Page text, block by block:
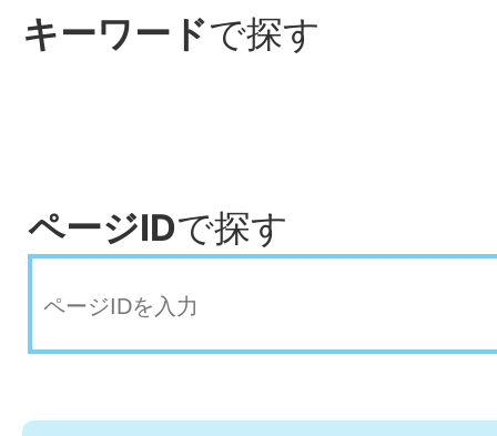
キーワードで探す
ページIDで探す